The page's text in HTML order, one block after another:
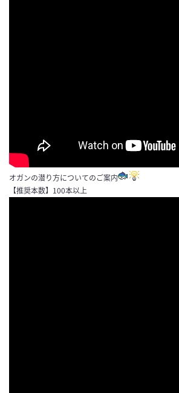
オガンの潜り方についてのご案内
【推奨本数】100本以上